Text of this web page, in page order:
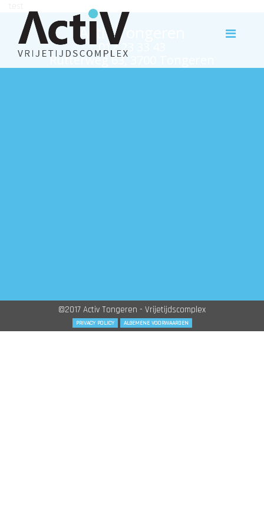
Activ Tongeren
012 23 33 43
Rutterweg 63, 3700 Tongeren
©2017 Activ Tongeren - Vrijetijdscomplex
PRIVACY POLICY ALGEMENE VOORWAARDEN